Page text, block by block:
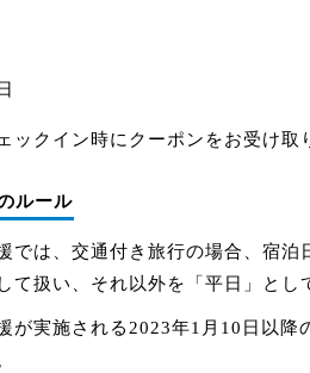
ックイン時にクーポンをお受け取
ルール
では、交通付き旅行の場合、宿
て扱い、それ以外を「平日」とし
が実施される2023年1月10日以降